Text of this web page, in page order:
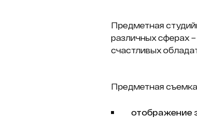
Предметная
различных сферах
счастливых
Предметная
отображение